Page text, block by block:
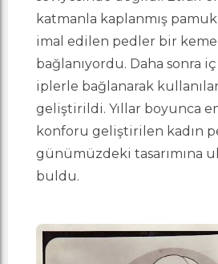
katmanla kaplanmış
imal edilen pedler bir
bağlanıyordu. Daha sonra iç
iplerle bağlanarak
geliştirildi. Yıllar boyunca
konforu geliştirilen kadın
günümüzdeki tasarımına
buldu.